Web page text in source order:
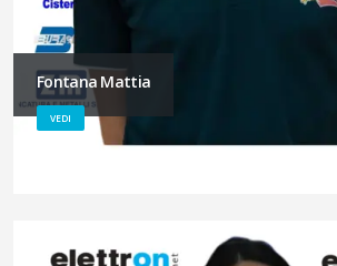
Fontana Mattia
VEDI